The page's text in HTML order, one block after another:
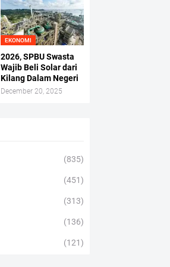
EKONOMI
2026, SPBU Swasta
Wajib Beli Solar dari
Kilang Dalam Negeri
December 20, 2025
(835)
(451)
(313)
(136)
(121)